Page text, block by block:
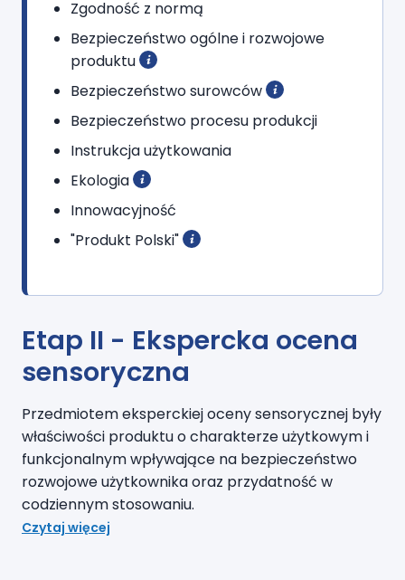
Zgodność z normą
Bezpieczeństwo ogólne i rozwojowe
produktu
Bezpieczeństwo surowców
Bezpieczeństwo procesu produkcji
Instrukcja użytkowania
Ekologia
Innowacyjność
"Produkt Polski"
Etap II - Ekspercka ocena
sensoryczna
Przedmiotem eksperckiej oceny sensorycznej były
właściwości produktu o charakterze użytkowym i
funkcjonalnym wpływające na bezpieczeństwo
rozwojowe użytkownika oraz przydatność w
codziennym stosowaniu.
Czytaj więcej